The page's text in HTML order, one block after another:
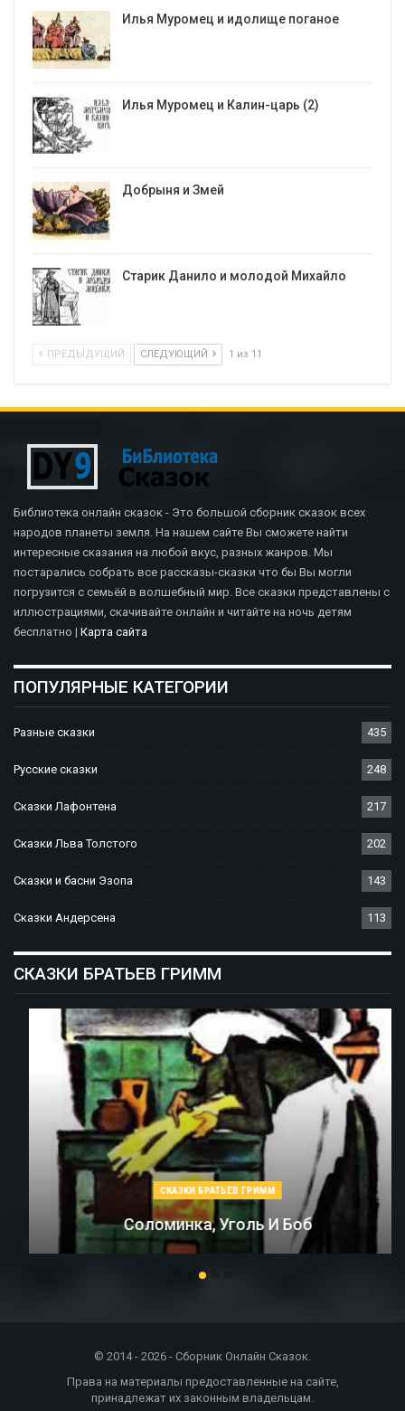
Илья Муромец и идолище поганое
Илья Муромец и Калин-царь (2)
Добрыня и Змей
Старик Данило и молодой Михайло
ПРЕДЫДУЩИЙ СЛЕДУЮЩИЙ 1 из 11
Библиотека онлайн сказок - Это большой сборник сказок всех
народов планеты земля. На нашем сайте Вы сможете найти
интересные сказания на любой вкус, разных жанров. Мы
постарались собрать все рассказы-сказки что бы Вы могли
погрузится с семьёй в волшебный мир. Все сказки представлены с
иллюстрациями, скачивайте онлайн и читайте на ночь детям
бесплатно | Карта сайта
ПОПУЛЯРНЫЕ КАТЕГОРИИ
Разные сказки 435
Русские сказки 248
Сказки Лафонтена 217
Сказки Льва Толстого 202
Сказки и басни Эзопа 143
Сказки Андерсена 113
СКАЗКИ БРАТЬЕВ ГРИММ
СКАЗКИ БРАТЬЕВ ГРИММ
Соломинка, Уголь И Боб
© 2014 - 2026 - Сборник Онлайн Сказок.
Права на материалы предоставленные на сайте,
принадлежат их законным владельцам.